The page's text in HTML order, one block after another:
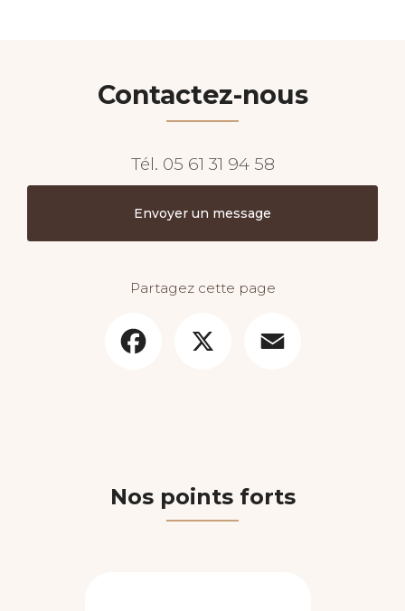
Contactez-nous
Tél. 05 61 31 94 58
Envoyer un message
Partagez cette page
Nos points forts